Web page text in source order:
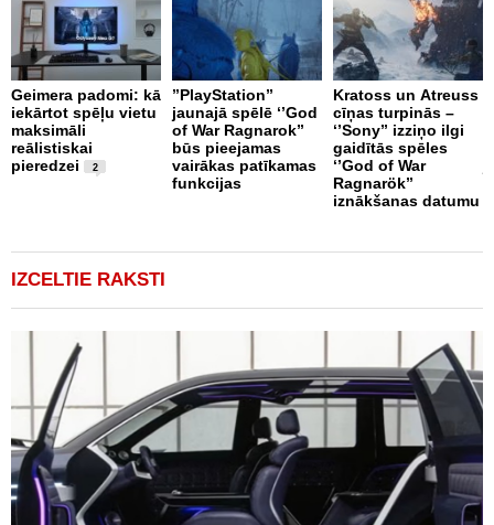
Geimera padomi: kā
iekārtot spēļu vietu
maksimāli
reālistiskai
pieredzei
2
’’PlayStation’’
jaunajā spēlē ‘’God
of War Ragnarok’’
būs pieejamas
vairākas patīkamas
funkcijas
Kratoss un Atreuss
cīņas turpinās –
‘’Sony’’ izziņo ilgi
gaidītās spēles
‘’God of War
Ragnarök’’
iznākšanas datumu
IZCELTIE RAKSTI